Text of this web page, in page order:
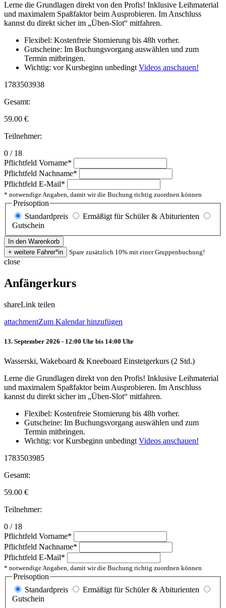
Lerne die Grundlagen direkt von den Profis! Inklusive Leihmaterial
und maximalem Spaßfaktor beim Ausprobieren. Im Anschluss
kannst du direkt sicher im „Üben-Slot“ mitfahren.
Flexibel: Kostenfreie Stornierung bis 48h vorher.
Gutscheine: Im Buchungsvorgang auswählen und zum
Termin mitbringen.
Wichtig: vor Kursbeginn unbedingt Videos anschauen!
1783503938
Gesamt:
59.00 €
Teilnehmer:
0 / 18
Pflichtfeld Vorname*
Pflichtfeld Nachname*
Pflichtfeld E-Mail*
* notwendige Angaben, damit wir die Buchung richtig zuordnen können
Preisoption
Standardpreis
Ermäßigt für Schüler & Abiturienten
Gutschein
Spare zusätzlich 10% mit einer Gruppenbuchung!
close
Anfängerkurs
shareLink teilen
attachmentZum Kalendar hinzufügen
13. September 2026 - 12:00 Uhr bis 14:00 Uhr
Wasserski, Wakeboard & Kneeboard Einsteigerkurs (2 Std.)
Lerne die Grundlagen direkt von den Profis! Inklusive Leihmaterial
und maximalem Spaßfaktor beim Ausprobieren. Im Anschluss
kannst du direkt sicher im „Üben-Slot“ mitfahren.
Flexibel: Kostenfreie Stornierung bis 48h vorher.
Gutscheine: Im Buchungsvorgang auswählen und zum
Termin mitbringen.
Wichtig: vor Kursbeginn unbedingt Videos anschauen!
1783503985
Gesamt:
59.00 €
Teilnehmer:
0 / 18
Pflichtfeld Vorname*
Pflichtfeld Nachname*
Pflichtfeld E-Mail*
* notwendige Angaben, damit wir die Buchung richtig zuordnen können
Preisoption
Standardpreis
Ermäßigt für Schüler & Abiturienten
Gutschein